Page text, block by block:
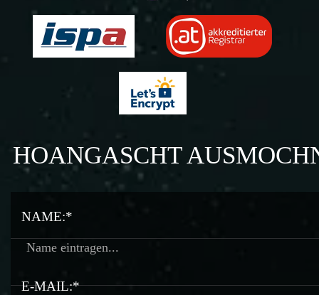
HOANGASCHT
NAME:*
E-MAIL:*